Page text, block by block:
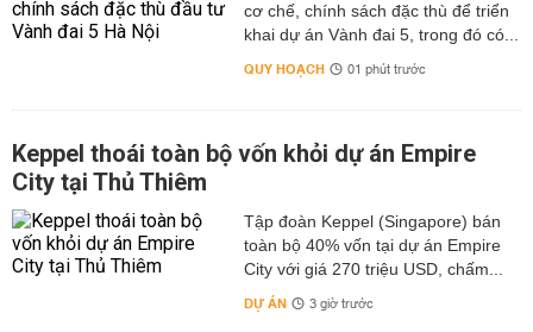
cơ chế, chính sách đặc thù để triển
khai dự án Vành đai 5, trong đó có...
QUY HOẠCH 01 phút trước
Keppel thoái toàn bộ vốn khỏi dự án Empire
City tại Thủ Thiêm
Tập đoàn Keppel (Singapore) bán
toàn bộ 40% vốn tại dự án Empire
City với giá 270 triệu USD, chấm...
DỰ ÁN 3 giờ trước